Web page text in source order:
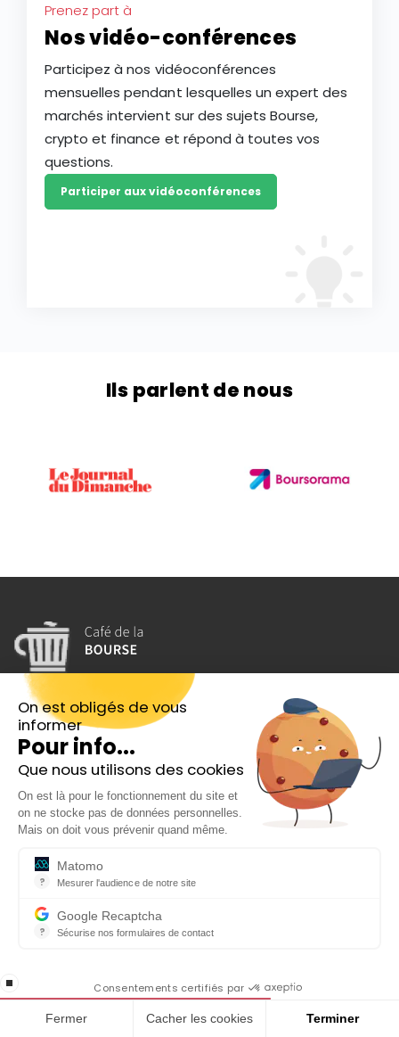
On est obligés de vous
informer
Pour info...
Que nous utilisons des cookies
On est là pour le fonctionnement du site et
on ne stocke pas de données personnelles.
Mais on doit vous prévenir quand même.
?
Matomo
Mesurer l'audience de notre site
?
Google Recaptcha
Sécurise nos formulaires de contact
stop loading Consentements certifiés par
Fermer Cacher les cookies Terminer
Prenez part à
Nos vidéo-conférences
Participez à nos vidéoconférences
mensuelles pendant lesquelles un expert des
marchés intervient sur des sujets Bourse,
crypto et finance et répond à toutes vos
questions.
Participer aux vidéoconférences
Ils parlent de nous
Inscrivez-vous gratuitement à
notre Newsletter hebdo
En cadeau notre ebook
politique de confidentialité de ce site
Suivez-nous
Note moyenne : 5 sur 5
Basée sur 63 avis Google
Catégories
Crypto